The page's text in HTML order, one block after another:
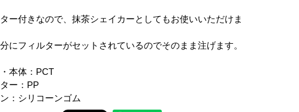
ー付きなので、抹茶シェイカーとしてもお使いいただけま
にフィルターがセットされているのでそのまま注げます。
本体：PCT
ー：PP
：シリコーンゴム